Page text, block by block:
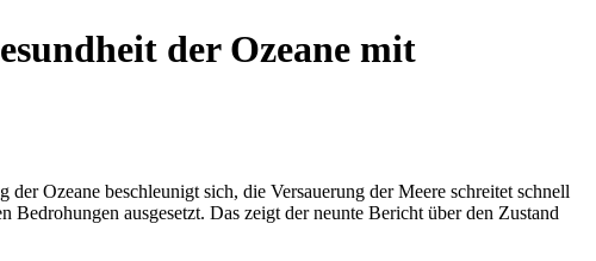
der Ozeane mit
Ozeane beschleunigt sich, die Versauerung der Meere schreitet schnell
ausgesetzt. Das zeigt der neunte Bericht über den Zustand